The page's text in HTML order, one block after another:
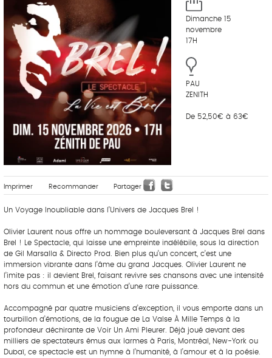
Dimanche 15
novembre
17H
PAU
ZENITH
De 52,50€ à 63€
Imprimer Recommander Partager
Un Voyage Inoubliable dans l’Univers de Jacques Brel !
Olivier Laurent nous offre un hommage bouleversant à Jacques Brel dans
Brel ! Le Spectacle, qui laisse une empreinte indélébile, sous la direction
de Gil Marsalla & Directo Prod. Bien plus qu’un concert, c’est une
immersion vibrante dans l’âme du grand Jacques. Olivier Laurent ne
l’imite pas : il devient Brel, faisant revivre ses chansons avec une intensité
hors du commun et une émotion d’une rare puissance.
Accompagné par quatre musiciens d’exception, il vous emporte dans un
tourbillon d’émotions, de la fougue de La Valse À Mille Temps à la
profondeur déchirante de Voir Un Ami Pleurer. Déjà joué devant des
milliers de spectateurs émus aux larmes à Paris, Montréal, New-York ou
Dubaï, ce spectacle est un hymne à l’humanité, à l’amour et à la poésie.